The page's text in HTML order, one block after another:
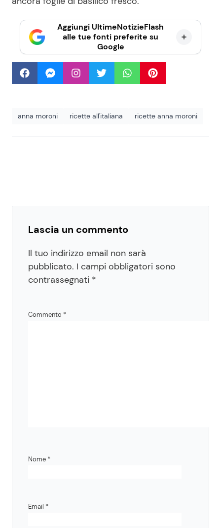
Aggiungi UltimeNotizieFlash
alle tue fonti preferite su
Google
anna moroni ricette all'italiana ricette anna moroni
Lascia un commento
Il tuo indirizzo email non sarà
pubblicato. I campi obbligatori sono
contrassegnati *
Commento *
Nome *
Email *